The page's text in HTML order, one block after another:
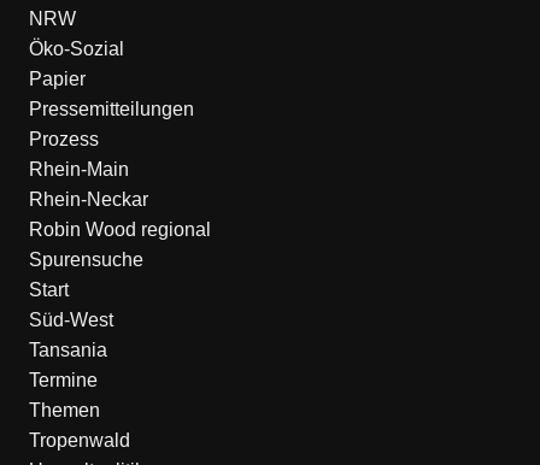
NRW
Öko-Sozial
Papier
Pressemitteilungen
Prozess
Rhein-Main
Rhein-Neckar
Robin Wood regional
Spurensuche
Start
Süd-West
Tansania
Termine
Themen
Tropenwald